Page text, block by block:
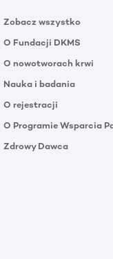
Zobacz wszystko
O Fundacji DKMS
O nowotworach krwi
Nauka i badania
O rejestracji
O Programie Wsparcia
Zdrowy Dawca